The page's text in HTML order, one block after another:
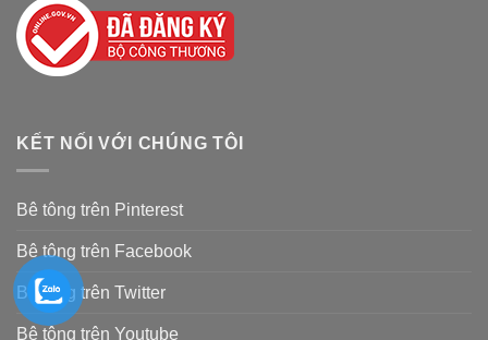
KẾT NỐI VỚI CHÚNG TÔI
Bê tông trên Pinterest
Bê tông trên Facebook
Bê tông trên Twitter
Bê tông trên Youtube